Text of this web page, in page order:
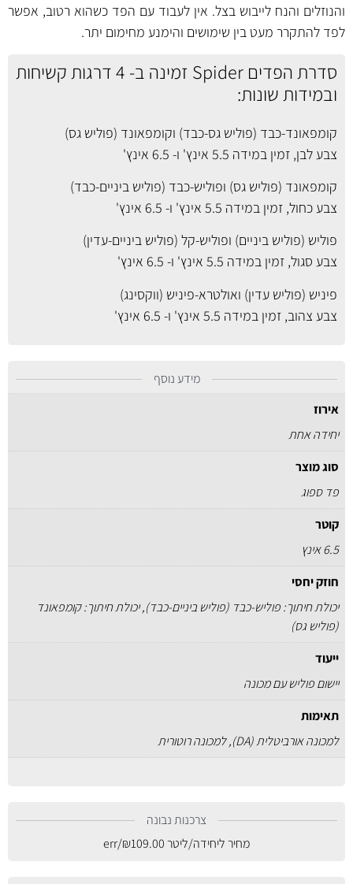
והנוזלים והנח לייבוש בצל. אין לעבוד עם הפד כשהוא רטוב, אפשר
לפד להתקרר מעט בין שימושים והימנע מחימום יתר.
סדרת הפדים Spider זמינה ב- 4 דרגות קשיחות
ובמידות שונות:
קומפאונד-כבד (פוליש גס-כבד) וקומפאונד (פוליש גס)
צבע לבן, זמין במידה 5.5 אינץ' ו- 6.5 אינץ'
קומפאונד (פוליש גס) ופוליש-כבד (פוליש ביניים-כבד)
צבע כחול, זמין במידה 5.5 אינץ' ו- 6.5 אינץ'
פוליש (פוליש ביניים) ופוליש-קל (פוליש ביניים-עדין)
צבע סגול, זמין במידה 5.5 אינץ' ו- 6.5 אינץ'
פיניש (פוליש עדין) ואולטרא-פיניש (ווקסינג)
צבע צהוב, זמין במידה 5.5 אינץ' ו- 6.5 אינץ'
מידע נוסף
אירוז
יחידה אחת
סוג מוצר
פד ספוג
קוטר
6.5 אינץ
חוזק יחסי
יכולת חיתוך: פוליש-כבד (פוליש ביניים-כבד), יכולת חיתוך: קומפאונד
(פוליש גס)
ייעוד
יישום פוליש עם מכונה
תאימות
למכונה אורביטלית (DA), למכונה רוטורית
צרכנות נבונה
מחיר ליחידה/ליטר
₪109.00
/err